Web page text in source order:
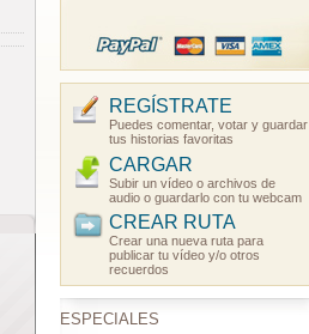
REGÍSTRATE
Puedes comentar, votar y guardar
tus historias favoritas
CARGAR
Subir un vídeo o archivos de
audio o guardarlo con tu webcam
CREAR RUTA
Crear una nueva ruta para
publicar tu vídeo y/o otros
recuerdos
ESPECIALES